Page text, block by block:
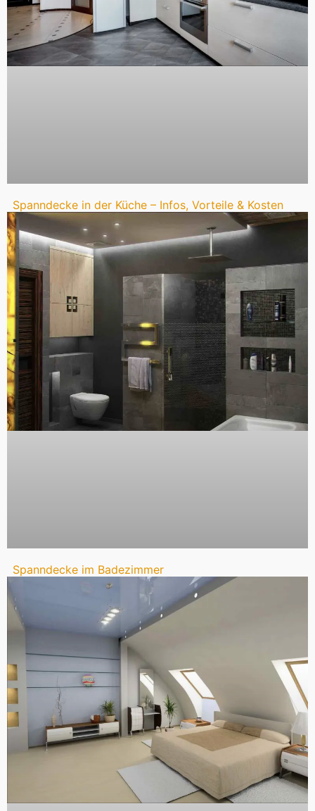
Spanndecke in der Küche – Infos, Vorteile & Kosten
Spanndecke im Badezimmer